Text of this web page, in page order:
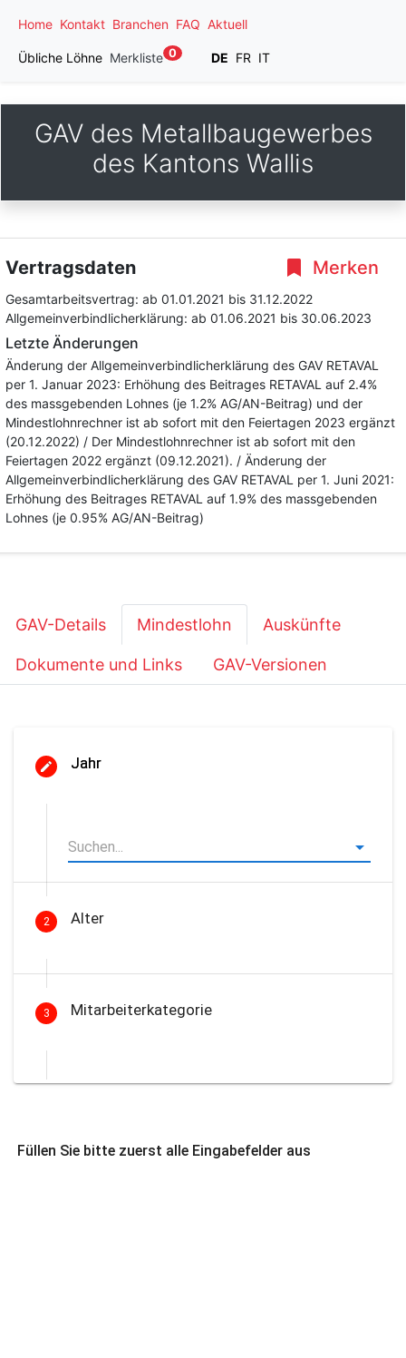
Home Kontakt Branchen FAQ Aktuell
Übliche Löhne Merkliste 0 DE FR IT
GAV des Metallbaugewerbes
des Kantons Wallis
Merken
Vertragsdaten
Gesamtarbeitsvertrag: ab 01.01.2021 bis 31.12.2022
Allgemeinverbindlicherklärung: ab 01.06.2021 bis 30.06.2023
Letzte Änderungen
Änderung der Allgemeinverbindlicherklärung des GAV RETAVAL
per 1. Januar 2023: Erhöhung des Beitrages RETAVAL auf 2.4%
des massgebenden Lohnes (je 1.2% AG/AN-Beitrag) und der
Mindestlohnrechner ist ab sofort mit den Feiertagen 2023 ergänzt
(20.12.2022) / Der Mindestlohnrechner ist ab sofort mit den
Feiertagen 2022 ergänzt (09.12.2021). / Änderung der
Allgemeinverbindlicherklärung des GAV RETAVAL per 1. Juni 2021:
Erhöhung des Beitrages RETAVAL auf 1.9% des massgebenden
Lohnes (je 0.95% AG/AN-Beitrag)
GAV-Details Mindestlohn Auskünfte
Dokumente und Links GAV-Versionen
Jahr
2 Alter
3 Mitarbeiterkategorie
Füllen Sie bitte zuerst alle Eingabefelder aus